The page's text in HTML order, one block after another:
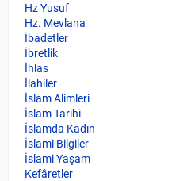
Hz Yusuf
Hz. Mevlana
İbadetler
İbretlik
İhlas
İlahiler
İslam Alimleri
İslam Tarihi
İslamda Kadın
İslami Bilgiler
İslami Yaşam
Kefâretler